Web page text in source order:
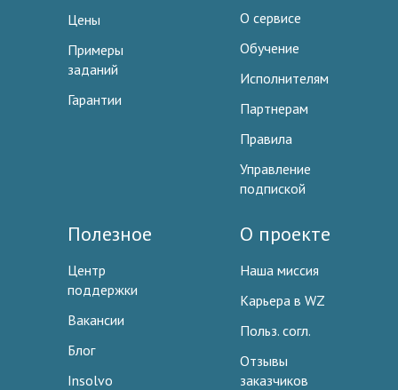
Цены
Примеры
заданий
Гарантии
О сервисе
Обучение
Исполнителям
Партнерам
Правила
Управление
подпиской
Полезное
Центр
поддержки
Вакансии
Блог
Insolvo
О проекте
Наша миссия
Карьера в WZ
Польз. согл.
Отзывы
заказчиков